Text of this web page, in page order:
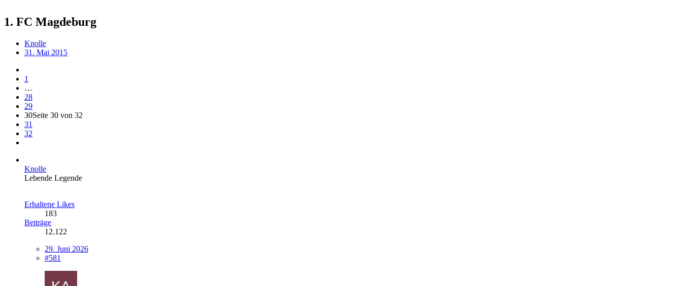
1. FC Magdeburg
Knolle
31. Mai 2015
1
…
28
29
30Seite 30 von 32
31
32
Knolle
Lebende Legende
Erhaltene Likes
183
Beiträge
12.122
29. Juni 2026
#581